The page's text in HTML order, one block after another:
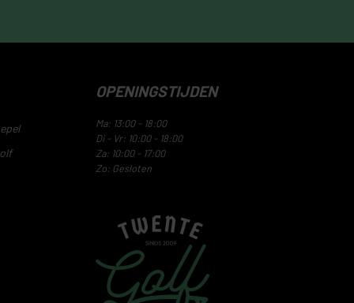
OPENINGSTIJDEN
Ma: 13:00 - 18:00
Di - Vr: 10:00 - 18:00
Za: 10:00 - 17:00
Zo: Gesloten